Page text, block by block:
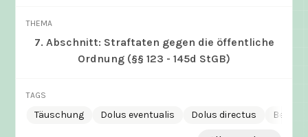
THEMA
7. Abschnitt: Straftaten gegen die öffentliche
Ordnung (§§ 123 - 145d StGB)
TAGS
Täuschung Dolus eventualis Dolus directus